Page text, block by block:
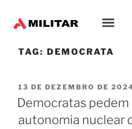
TAG: DEMOCRATA
13 DE DEZEMBRO DE
Democratas pedem
autonomia nuclear